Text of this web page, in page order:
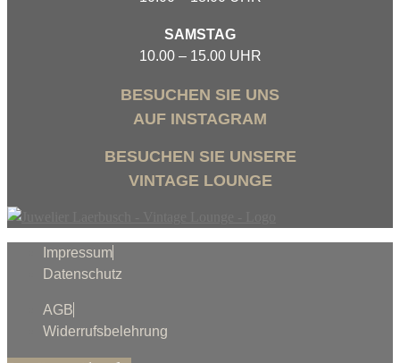
SAMSTAG
10.00 – 15.00 UHR
BESUCHEN SIE UNS
AUF INSTAGRAM
BESUCHEN SIE UNSERE
VINTAGE LOUNGE
Impressum
Datenschutz
AGB
Widerrufsbelehrung